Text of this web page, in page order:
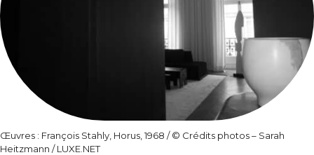
Œuvres : François Stahly, Horus, 1968 /© Crédits photos – Sarah
Heitzmann / LUXE.NET